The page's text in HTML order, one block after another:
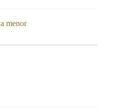
menor